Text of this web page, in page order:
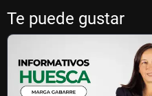
Te puede gustar